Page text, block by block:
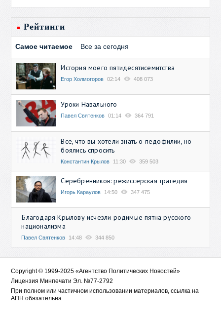
Рейтинги
Самое читаемое Все за сегодня
История моего пятидесятисемитства
Егор Холмогоров 02:14 408 073
Уроки Навального
Павел Святенков 01:14 364 791
Всё, что вы хотели знать о педофилии, но
боялись спросить
Константин Крылов 11:30 359 503
Серебренников: режиссерская трагедия
Игорь Караулов 14:50 347 475
Благодаря Крылову исчезли родимые пятна русского
национализма
Павел Святенков 14:48 344 850
Copyright © 1999-2025 «Агентство Политических Новостей»
Лицензия Минпечати Эл. №77-2792
При полном или частичном использовании материалов, ссылка на
АПН обязательна